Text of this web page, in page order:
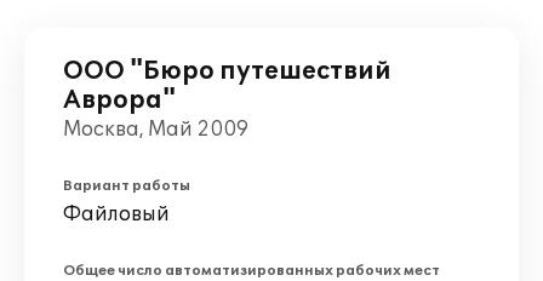
ООО "Бюро путешествий
Аврора"
Москва, Май 2009
Вариант работы
Файловый
Общее число автоматизированных рабочих мест